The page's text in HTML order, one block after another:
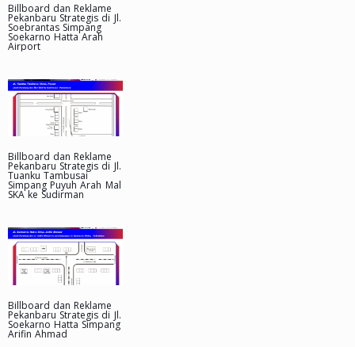
Billboard dan Reklame
Pekanbaru Strategis di Jl.
Soebrantas Simpang
Soekarno Hatta Arah
Airport
Billboard dan Reklame
Pekanbaru Strategis di Jl.
Tuanku Tambusai
Simpang Puyuh Arah Mal
SKA ke Sudirman
Billboard dan Reklame
Pekanbaru Strategis di Jl.
Soekarno Hatta Simpang
Arifin Ahmad